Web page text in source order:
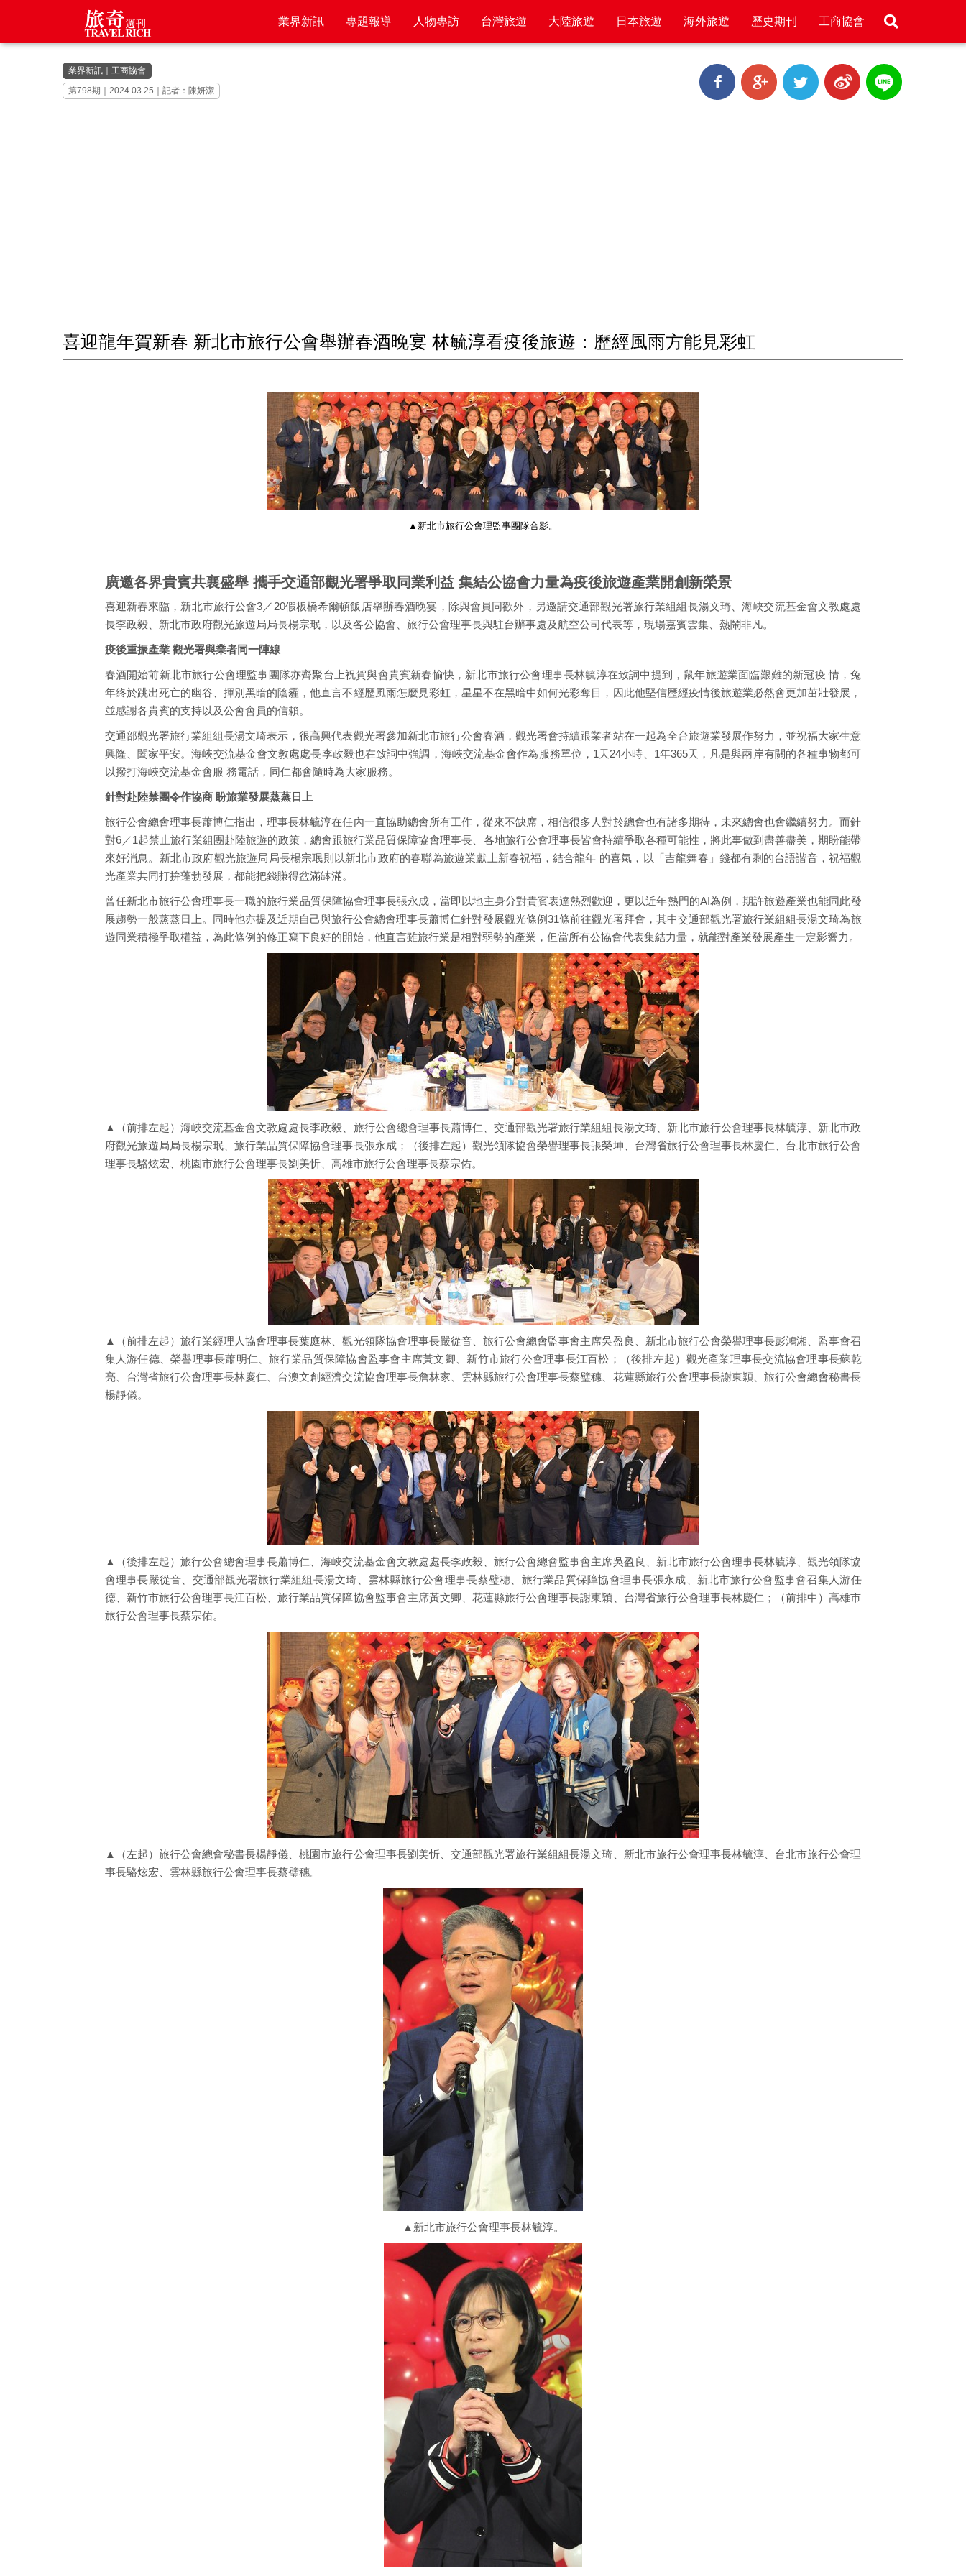
業界新訊 專題報導 人物專訪 台灣旅遊 大陸旅遊 日本旅遊 海外旅遊 歷史期刊 工商協會
業界新訊
工商協會
第798期｜2024.03.25｜記者：陳妍潔
喜迎龍年賀新春 新北市旅行公會舉辦春酒晚宴 林毓淳看疫後旅遊：歷經風雨方能見彩虹
▲新北市旅行公會理監事團隊合影。
廣邀各界貴賓共襄盛舉 攜手交通部觀光署爭取同業利益 集結公協會力量為疫後旅遊產業開創新榮景
喜迎新春來臨，新北市旅行公會3／20假板橋希爾頓飯店舉辦春酒晚宴，除與會員同歡外，另邀請交通部觀光署旅行業組組長湯文琦、海峽交流基金會文教處處
長李政毅、新北市政府觀光旅遊局局長楊宗珉，以及各公協會、旅行公會理事長與駐台辦事處及航空公司代表等，現場嘉賓雲集、熱鬧非凡。
疫後重振產業 觀光署與業者同一陣線
春酒開始前新北市旅行公會理監事團隊亦齊聚台上祝賀與會貴賓新春愉快，新北市旅行公會理事長林毓淳在致詞中提到，鼠年旅遊業面臨艱難的新冠疫 情，兔
年終於跳出死亡的幽谷、揮別黑暗的陰霾，他直言不經歷風雨怎麼見彩虹，星星不在黑暗中如何光彩奪目，因此他堅信歷經疫情後旅遊業必然會更加茁壯發展，
並感謝各貴賓的支持以及公會會員的信賴。
交通部觀光署旅行業組組長湯文琦表示，很高興代表觀光署參加新北市旅行公會春酒，觀光署會持續跟業者站在一起為全台旅遊業發展作努力，並祝福大家生意
興隆、闔家平安。海峽交流基金會文教處處長李政毅也在致詞中強調，海峽交流基金會作為服務單位，1天24小時、1年365天，凡是與兩岸有關的各種事物都可
以撥打海峽交流基金會服 務電話，同仁都會隨時為大家服務。
針對赴陸禁團令作協商 盼旅業發展蒸蒸日上
旅行公會總會理事長蕭博仁指出，理事長林毓淳在任內一直協助總會所有工作，從來不缺席，相信很多人對於總會也有諸多期待，未來總會也會繼續努力。而針
對6／1起禁止旅行業組團赴陸旅遊的政策，總會跟旅行業品質保障協會理事長、各地旅行公會理事長皆會持續爭取各種可能性，將此事做到盡善盡美，期盼能帶
來好消息。新北市政府觀光旅遊局局長楊宗珉則以新北市政府的春聯為旅遊業獻上新春祝福，結合龍年 的喜氣，以「吉龍舞春」錢都有剩的台語諧音，祝福觀
光產業共同打拚蓬勃發展，都能把錢賺得盆滿缽滿。
曾任新北市旅行公會理事長一職的旅行業品質保障協會理事長張永成，當即以地主身分對貴賓表達熱烈歡迎，更以近年熱門的AI為例，期許旅遊產業也能同此發
展趨勢一般蒸蒸日上。同時他亦提及近期自己與旅行公會總會理事長蕭博仁針對發展觀光條例31條前往觀光署拜會，其中交通部觀光署旅行業組組長湯文琦為旅
遊同業積極爭取權益，為此條例的修正寫下良好的開始，他直言雖旅行業是相對弱勢的產業，但當所有公協會代表集結力量，就能對產業發展產生一定影響力。
▲（前排左起）海峽交流基金會文教處處長李政毅、旅行公會總會理事長蕭博仁、交通部觀光署旅行業組組長湯文琦、新北市旅行公會理事長林毓淳、新北市政
府觀光旅遊局局長楊宗珉、旅行業品質保障協會理事長張永成；（後排左起）觀光領隊協會榮譽理事長張榮坤、台灣省旅行公會理事長林慶仁、台北市旅行公會
理事長駱炫宏、桃園市旅行公會理事長劉美忻、高雄市旅行公會理事長蔡宗佑。
▲（前排左起）旅行業經理人協會理事長葉庭林、觀光領隊協會理事長嚴從音、旅行公會總會監事會主席吳盈良、新北市旅行公會榮譽理事長彭鴻湘、監事會召
集人游任德、榮譽理事長蕭明仁、旅行業品質保障協會監事會主席黃文卿、新竹市旅行公會理事長江百松；（後排左起）觀光產業理事長交流協會理事長蘇乾
亮、台灣省旅行公會理事長林慶仁、台澳文創經濟交流協會理事長詹林家、雲林縣旅行公會理事長蔡璧穗、花蓮縣旅行公會理事長謝東穎、旅行公會總會秘書長
楊靜儀。
▲（後排左起）旅行公會總會理事長蕭博仁、海峽交流基金會文教處處長李政毅、旅行公會總會監事會主席吳盈良、新北市旅行公會理事長林毓淳、觀光領隊協
會理事長嚴從音、交通部觀光署旅行業組組長湯文琦、雲林縣旅行公會理事長蔡璧穗、旅行業品質保障協會理事長張永成、新北市旅行公會監事會召集人游任
德、新竹市旅行公會理事長江百松、旅行業品質保障協會監事會主席黃文卿、花蓮縣旅行公會理事長謝東穎、台灣省旅行公會理事長林慶仁；（前排中）高雄市
旅行公會理事長蔡宗佑。
▲（左起）旅行公會總會秘書長楊靜儀、桃園市旅行公會理事長劉美忻、交通部觀光署旅行業組組長湯文琦、新北市旅行公會理事長林毓淳、台北市旅行公會理
事長駱炫宏、雲林縣旅行公會理事長蔡璧穗。
▲新北市旅行公會理事長林毓淳。